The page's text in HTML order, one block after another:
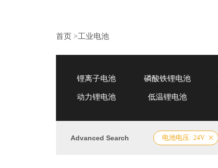
首页 >工业电池
锂离子电池 磷酸铁锂电池
动力锂电池 低温锂电池
Advanced Search 电池电压: 24V